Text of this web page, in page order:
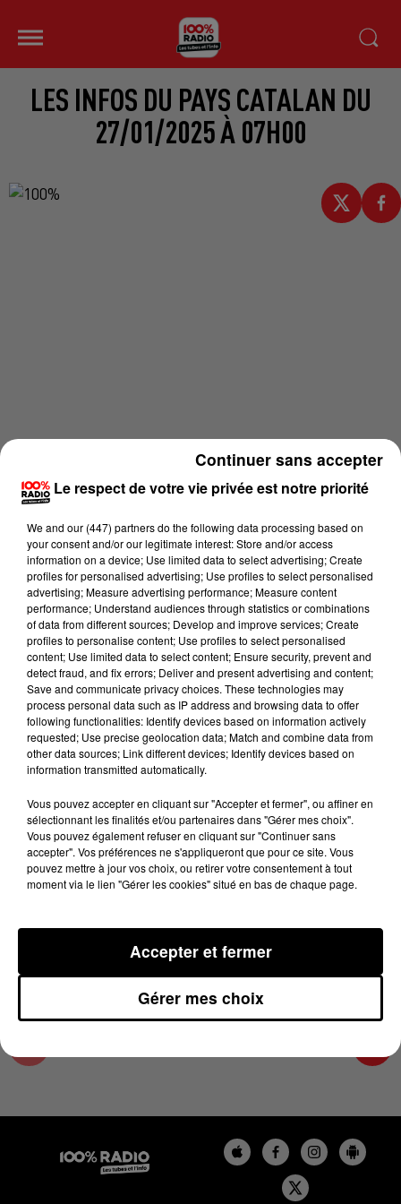
LES INFOS DU PAYS CATALAN DU
27/01/2025 À 07H00
Lecture (4 min 15 sec)
100%
100% Radio les infos du Pays Catalan
27 janvier 2025 - 4 min 15 sec
LES INFOS DU PAYS CATALAN DU 27/01/2025
À 07H00
Podcasts infos du Pays Catalan
Le respect de votre vie privée est notre priorité
We and our (447) partnersdo the following data processing based on
your consent and/or our legitimate interest: Store and/or access
information on a device; Use limited data to select advertising; Create
profiles for personalised advertising; Use profiles to select personalised
advertising; Measure advertising performance; Measure content
performance; Understand audiences through statistics or combinations
of data from different sources; Develop and improve services; Create
profiles to personalise content; Use profiles to select personalised
content; Use limited data to select content; Ensure security, prevent and
detect fraud, and fix errors; Deliver and present advertising and content;
Save and communicate privacy choices. These technologies may
process personal data such as IP address and browsing data to offer
following functionalities: Identify devices based on information actively
requested; Use precise geolocation data; Match and combine data from
other data sources; Link different devices; Identify devices based on
information transmitted automatically.
Vous pouvez accepter en cliquant sur "Accepter et fermer", ou affiner en
sélectionnant les finalités et/ou partenaires dans "Gérer mes choix".
Vous pouvez également refuser en cliquant sur "Continuer sans
accepter". Vos préférences ne s'appliqueront que pour ce site. Vous
pouvez mettre à jour vos choix, ou retirer votre consentement à tout
moment via le lien "Gérer les cookies" situé en bas de chaque page.
Gérer mes choix
Accepter et fermer
Continuer sans accepter